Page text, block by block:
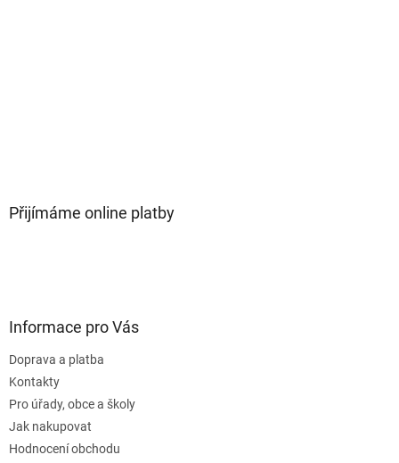
Přijímáme online platby
Informace pro Vás
Doprava a platba
Kontakty
Pro úřady, obce a školy
Jak nakupovat
Hodnocení obchodu